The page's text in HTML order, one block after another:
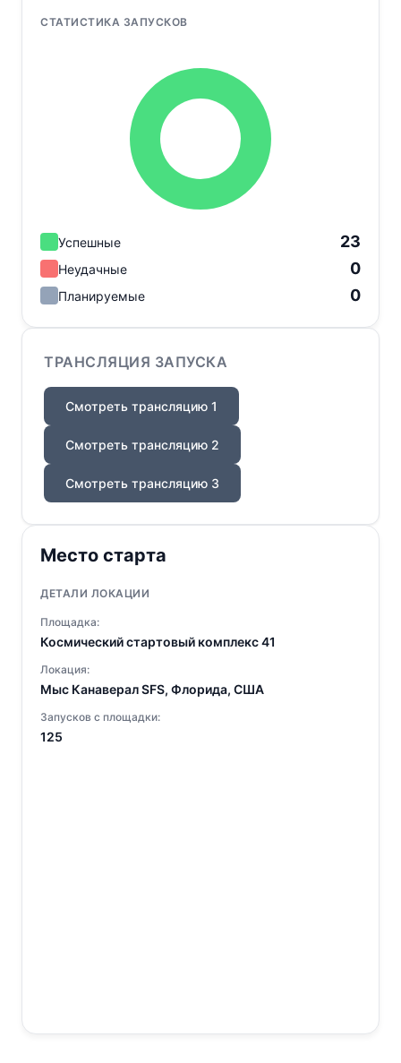
СТАТИСТИКА ЗАПУСКОВ
Успешные 23
Неудачные 0
Планируемые 0
ТРАНСЛЯЦИЯ ЗАПУСКА
Смотреть трансляцию 1
Смотреть трансляцию 2
Смотреть трансляцию 3
Место старта
ДЕТАЛИ ЛОКАЦИИ
Площадка:
Космический стартовый комплекс 41
Локация:
Мыс Канаверал SFS, Флорида, США
Запусков с площадки:
125